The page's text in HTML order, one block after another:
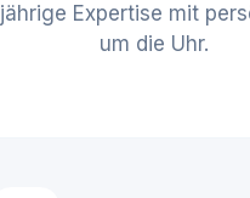
Expertise mit
um die Uhr.